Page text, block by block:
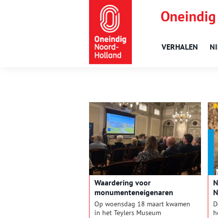
VERHALEN
Waardering voor
monumenteneigenaren
Op woensdag 18 maart kwamen
in het Teylers Museum